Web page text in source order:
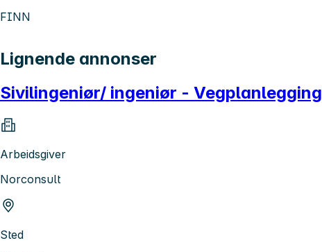
FINN
Lignende annonser
Sivilingeniør/ ingeniør - Vegplanlegging
Arbeidsgiver
Norconsult
Sted